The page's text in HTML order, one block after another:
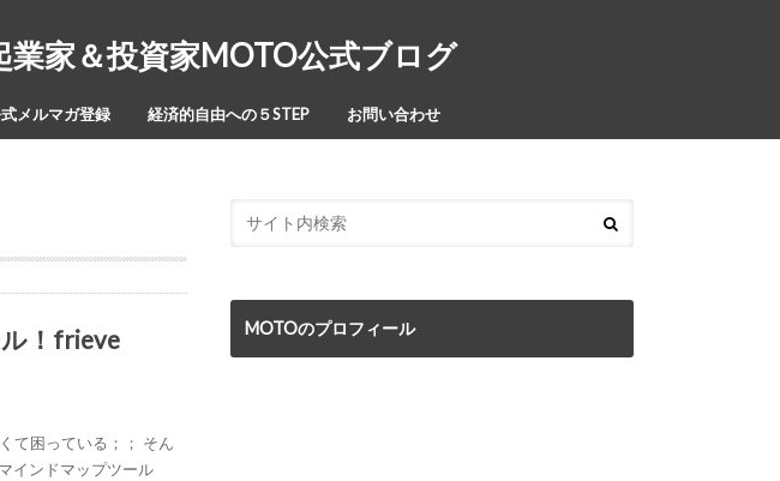
業家＆投資家MOTO公式ブログ
メルマガ登録 経済的自由への５STEP お問い合わせ
！frieve
て困っている；； そん
インドマップツール
MOTOのプロフィール